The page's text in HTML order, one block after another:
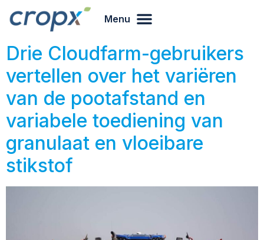
Menu
Drie Cloudfarm-gebruikers
vertellen over het variëren
van de pootafstand en
variabele toediening van
granulaat en vloeibare
stikstof